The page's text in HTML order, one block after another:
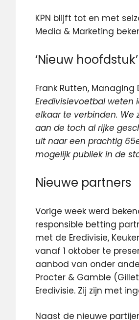
KPN blijft tot en met
Media & Marketing
‘Nieuw hoofdstuk’
Frank Rutten, Managing
Eredivisievoetbal
elkaar te verbinden.
aan de toch al rijke
uit naar een prachtig
mogelijk publiek in de
Nieuwe partners
Vorige week werd
responsible betting
met de Eredivisie,
vanaf 1 oktober te
aanbod van onder
Procter & Gamble
Eredivisie. Zij zijn met
Naast de nieuwe